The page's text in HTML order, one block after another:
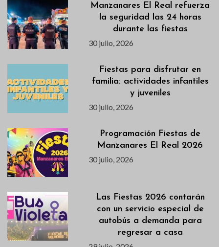
Manzanares El Real refuerza
la seguridad las 24 horas
durante las fiestas
30 julio, 2026
Fiestas para disfrutar en
familia: actividades infantiles
y juveniles
30 julio, 2026
Programación Fiestas de
Manzanares El Real 2026
30 julio, 2026
Las Fiestas 2026 contarán
con un servicio especial de
autobús a demanda para
regresar a casa